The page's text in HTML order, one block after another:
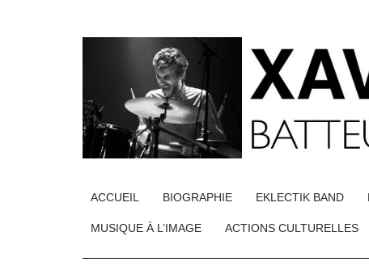
ACCUEIL BIOGRAPHIE EKLECTIK BAND
MUSIQUE À L’IMAGE ACTIONS CULTURELLES